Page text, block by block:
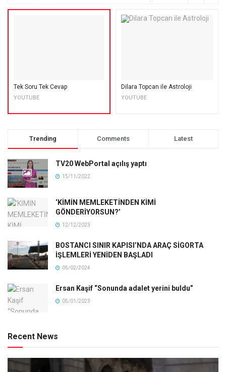
Tek Soru Tek Cevap
YOUTUBE
Dilara Topcan ile Astroloji
YOUTUBE
Trending Comments Latest
TV20 WebPortal açılış yaptı
15/11/2022
‘KİMİN MEMLEKETİNDEN KİMİ
GÖNDERİYORSUN?’
12/12/2023
BOSTANCI SINIR KAPISI’NDA ARAÇ SİGORTA
İŞLEMLERİ YENİDEN BAŞLADI
05/02/2024
Ersan Kaşif “Sonunda adalet yerini buldu”
05/01/2023
Recent News